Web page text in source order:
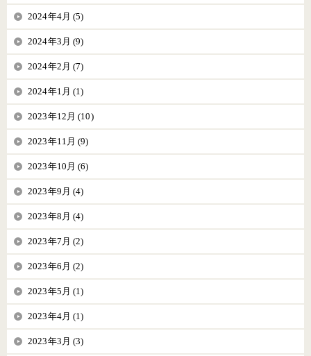
2024年4月 (5)
2024年3月 (9)
2024年2月 (7)
2024年1月 (1)
2023年12月 (10)
2023年11月 (9)
2023年10月 (6)
2023年9月 (4)
2023年8月 (4)
2023年7月 (2)
2023年6月 (2)
2023年5月 (1)
2023年4月 (1)
2023年3月 (3)